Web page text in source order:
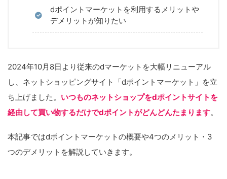
dポイントマーケットを利用するメリットや
デメリットが知りたい
2024年10月8日より従来のdマーケットを大幅リニューアル
し、ネットショッピングサイト「dポイントマーケット」を立
ち上げました。 いつものネットショップをdポイントサイトを
経由して買い物するだけでdポイントがどんどんたまります。
本記事ではdポイントマーケットの概要や4つのメリット・3
つのデメリットを解説していきます。